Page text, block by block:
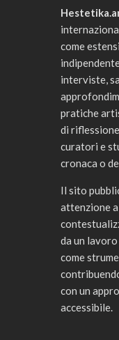
come
interviste,
pratiche
di
curatori e
cronaca o
Il sito
attenzione
da un
come
con un
accessibile.